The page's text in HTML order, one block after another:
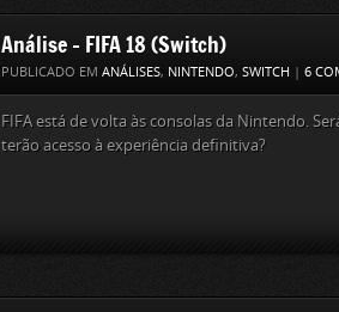
Análise – FIFA 18 (Switch)
PUBLICADO EM ANÁLISES, NINTENDO, SWITCH | 6
FIFA está de volta às consolas da Nintendo.
terão acesso à experiência definitiva?